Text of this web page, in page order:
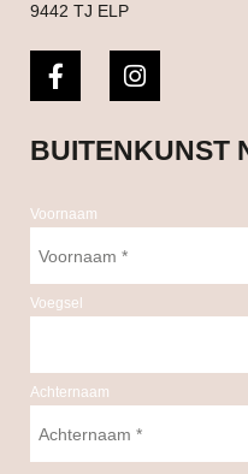
9442 TJ ELP
BUITENKUNST
Voornaam
Voegsel
Achternaam